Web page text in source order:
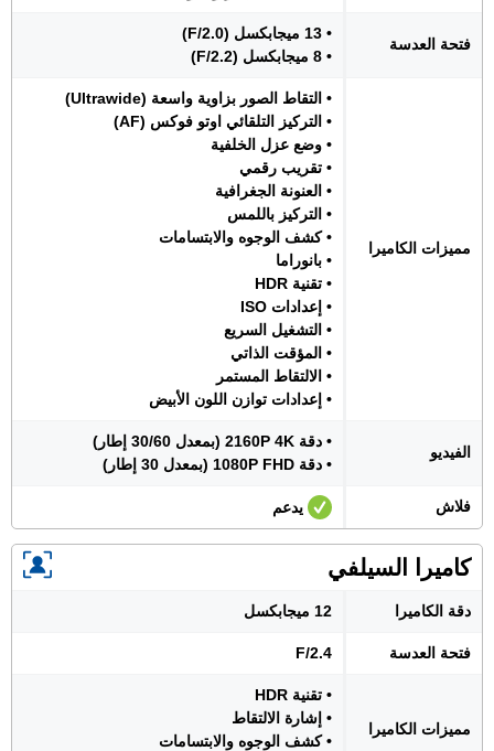
فتحة العدسة
• 13 ميجابكسل (F/2.0)
• 8 ميجابكسل (F/2.2)
مميزات الكاميرا
• التقاط الصور بزاوية واسعة (Ultrawide)
• التركيز التلقائي اوتو فوكس (AF)
• وضع عزل الخلفية
• تقريب رقمي
• العنونة الجغرافية
• التركيز باللمس
• كشف الوجوه والابتسامات
• بانوراما
• تقنية HDR
• إعدادات ISO
• التشغيل السريع
• المؤقت الذاتي
• الالتقاط المستمر
• إعدادات توازن اللون الأبيض
الفيديو
• دقة 2160P 4K (بمعدل 30/60 إطار)
• دقة 1080P FHD (بمعدل 30 إطار)
فلاش يدعم
كاميرا السيلفي
دقة الكاميرا 12 ميجابكسل
فتحة العدسة F/2.4
مميزات الكاميرا
• تقنية HDR
• إشارة الالتقاط
• كشف الوجوه والابتسامات